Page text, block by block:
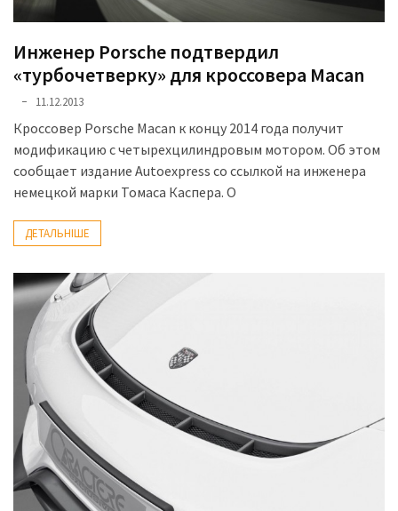
Инженер Porsche подтвердил
«турбочетверку» для кроссовера Macan
11.12.2013
Кроссовер Porsche Macan к концу 2014 года получит
модификацию с четырехцилиндровым мотором. Об этом
сообщает издание Autoexpress со ссылкой на инженера
немецкой марки Томаса Каспера. О
ДЕТАЛЬНІШЕ